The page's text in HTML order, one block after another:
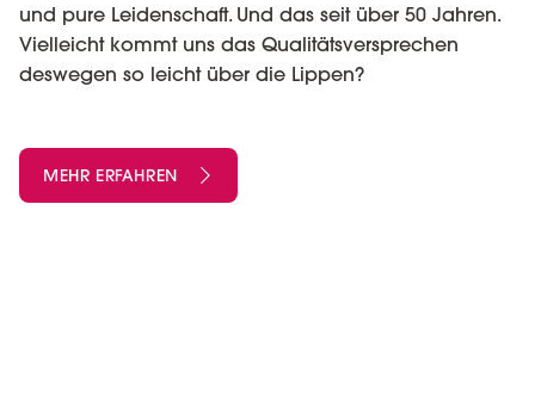
und pure Leidenschaft. Und das seit über 50 Jahren.
Vielleicht kommt uns das Qualitätsversprechen
deswegen so leicht über die Lippen?
MEHR ERFAHREN